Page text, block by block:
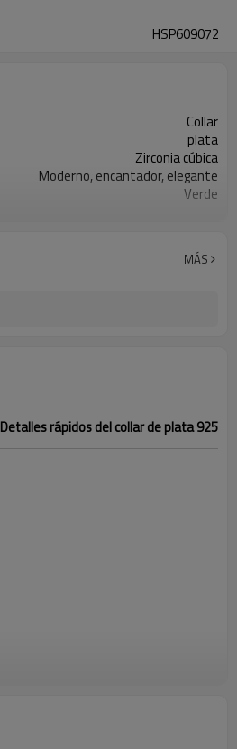
HSP609072
Collar
plata
Zirconia cúbica
Moderno, encantador, elegante
Verde
MÁS
Detalles rápidos del collar de plata 925